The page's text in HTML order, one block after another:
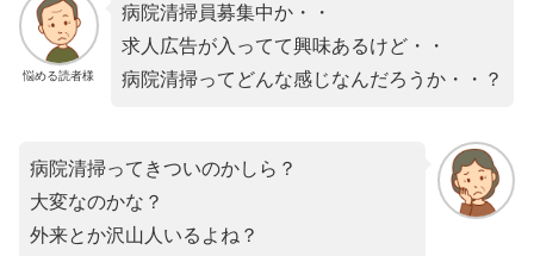
悩める読者様
病院清掃員募集中か・・
求人広告が入ってて興味あるけど・・
病院清掃ってどんな感じなんだろうか・・？
病院清掃ってきついのかしら？
大変なのかな？
外来とか沢山人いるよね？